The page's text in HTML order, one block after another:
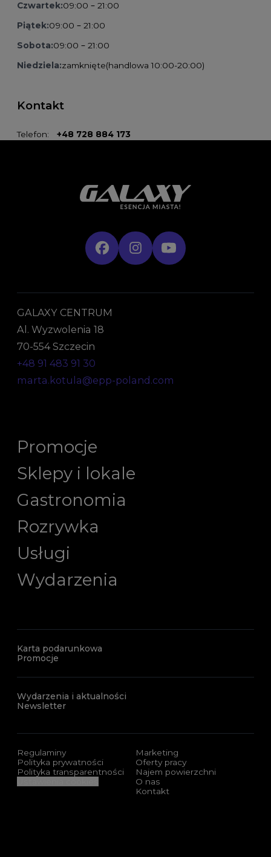
Czwartek:09:00 – 21:00
Piątek:09:00 – 21:00
Sobota:09:00 – 21:00
Niedziela:zamknięte(handlowa 10:00-20:00)
Kontakt
Telefon: +48 728 884 173
GALAXY CENTRUM
Al. Wyzwolenia 18
70-554 Szczecin
+48 91 483 91 30
marta.kotula@epp-poland.com
Promocje
Sklepy i lokale
Gastronomia
Rozrywka
Usługi
Wydarzenia
Karta podarunkowa
Promocje
Wydarzenia i aktualności
Newsletter
Regulaminy
Polityka prywatności
Polityka transparentności
Marketing
Oferty pracy
Najem powierzchni
O nas
Kontakt